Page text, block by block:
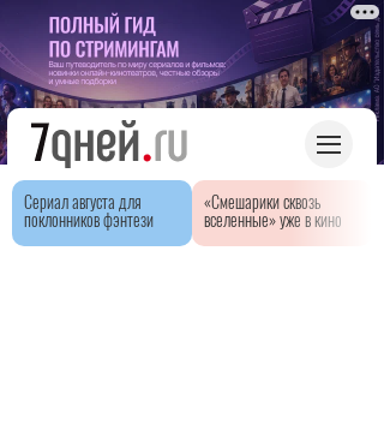
Сериал августа для
поклонников фэнтези
«Смешарики сквозь
вселенные» уже в кино